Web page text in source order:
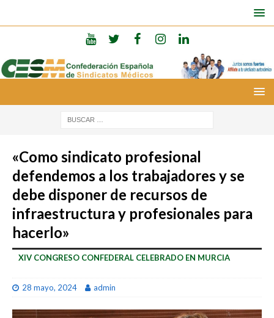
«Como sindicato profesional
defendemos a los trabajadores y se
debe disponer de recursos de
infraestructura y profesionales para
hacerlo»
XIV CONGRESO CONFEDERAL CELEBRADO EN MURCIA
28 mayo, 2024 admin